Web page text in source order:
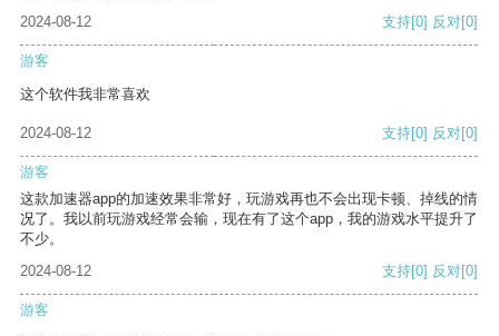
2024-08-12
支持[0] 反对[0]
游客
这个软件我非常喜欢
2024-08-12 支持[0] 反对[0]
游客
这款加速器app的加速效果非常好，玩游戏再也不会出现卡顿、掉线的情
况了。我以前玩游戏经常会输，现在有了这个app，我的游戏水平提升了
不少。
2024-08-12
支持[0] 反对[0]
游客